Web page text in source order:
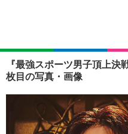
ショッピング
『最強スポーツ男子頂上
枚目の写真・画像